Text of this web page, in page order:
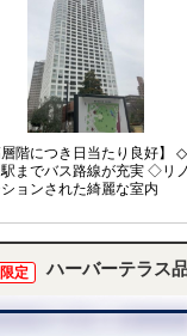
層階につき日当たり良好】 ◇
までバス路線が充実 ◇リノ
ョンされた綺麗な室内
定 ハーバーテラス